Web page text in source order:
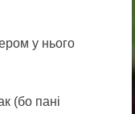
у нього
(бо пані